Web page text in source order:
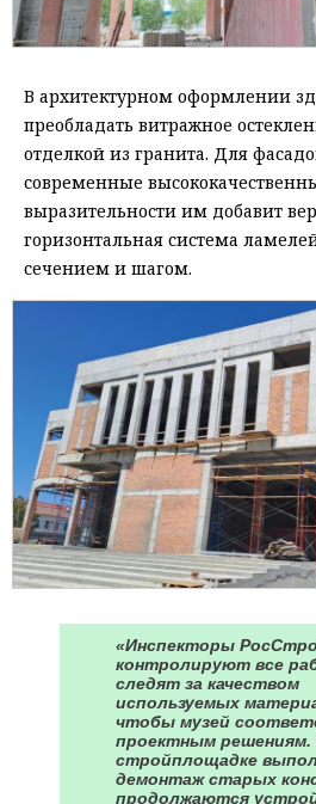
В архитектурном оформлении
преобладать витражное
отделкой из гранита. Для
современные
выразительности им добавит
горизонтальная система
сечением и шагом.
«Инспекторы
контролируют все
следят за качеством
используемых
чтобы музей
проектным решениям.
стройплощадке
демонтаж старых
продолжаются